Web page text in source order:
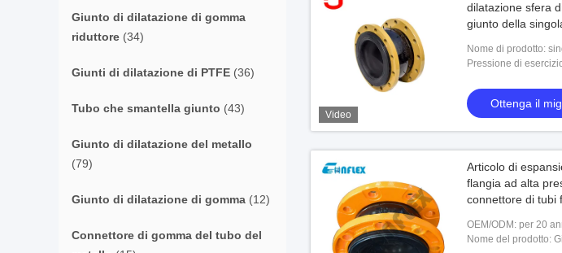
Giunto di dilatazione di gomma
riduttore (34)
Giunti di dilatazione di PTFE (36)
Tubo che smantella giunto (43)
Giunto di dilatazione del metallo
(79)
Giunto di dilatazione di gomma (12)
Connettore di gomma del tubo del
Video
dilatazione sfera
giunto della
Nome di prodotto:
dilatazione della
Pressione di
Ottenga il
Articolo di
flangia ad alta
connettore di tubi
OEM/ODM: per 20
Nome del prodotto: